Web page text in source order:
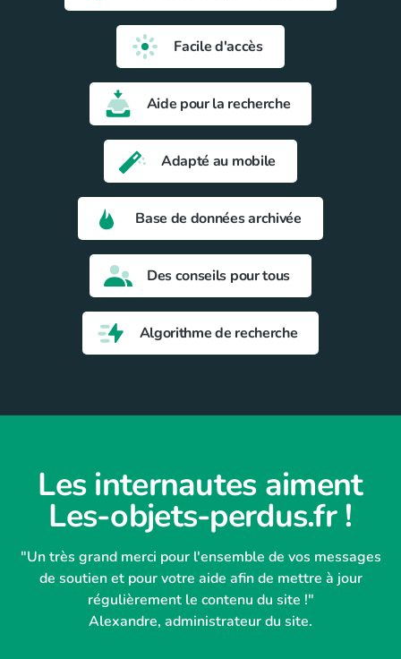
Facile d'accès
Aide pour la recherche
Adapté au mobile
Base de données archivée
Des conseils pour tous
Algorithme de recherche
Les internautes aiment
Les-objets-perdus.fr !
"Un très grand merci pour l'ensemble de vos messages
de soutien et pour votre aide afin de mettre à jour
régulièrement le contenu du site !"
Alexandre, administrateur du site.